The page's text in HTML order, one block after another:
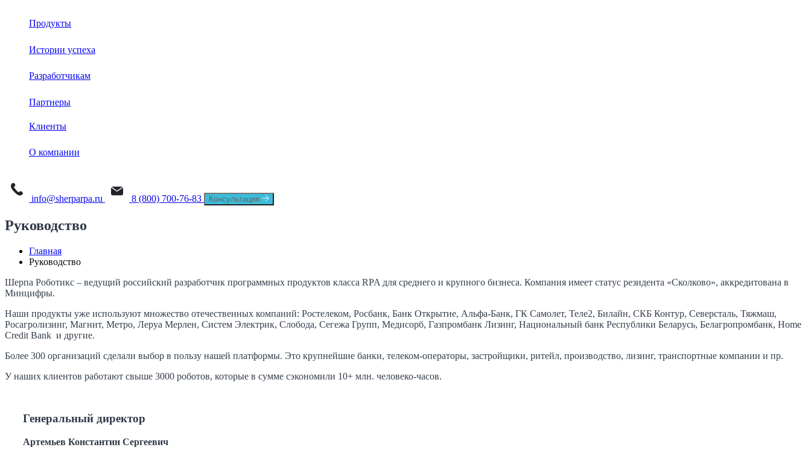
Продукты
Sherpa RPA
Task Mining
Истории успеха
Разработчикам
База знаний
Обучение
Партнеры
Клиенты
О компании
СМИ о нас
История
Контакты
info@sherparpa.ru 8 (800) 700-76-83 Консультация
Руководство
Главная
Руководство
Шерпа Роботикс – ведущий российский разработчик программных продуктов класса RPA для среднего и крупного бизнеса. Компания имеет статус резидента «Сколково», аккредитована в
Минцифры.
Наши продукты уже используют множество отечественных компаний: Ростелеком, Росбанк, Банк Открытие, Альфа-Банк, ГК Самолет, Теле2, Билайн, СКБ Контур, Северсталь, Тяжмаш,
Росагролизинг, Магнит, Метро, Леруа Мерлен, Систем Электрик, Слобода, Сегежа Групп, Медисорб, Газпромбанк Лизинг, Национальный банк Республики Беларусь, Белагропромбанк, Home
Credit Bank и другие.
Более 300 организаций сделали выбор в пользу нашей платформы. Это крупнейшие банки, телеком-операторы, застройщики, ритейл, производство, лизинг, транспортные компании и пр.
У наших клиентов работают свыше 3000 роботов, которые в сумме сэкономили 10+ млн. человеко-часов.
Генеральный директор
Артемьев Константин Сергеевич